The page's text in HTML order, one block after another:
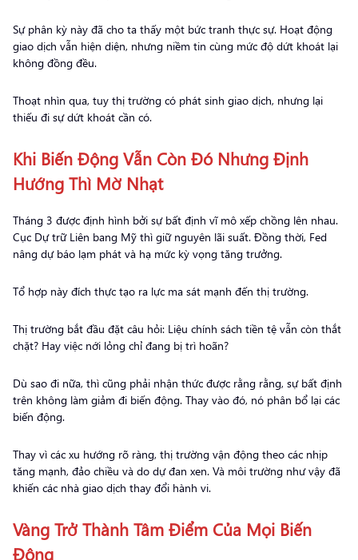
Sự phân kỳ này đã cho ta thấy một bức tranh thực sự. Hoạt động
giao dịch vẫn hiện diện, nhưng niềm tin cùng mức độ dứt khoát lại
không đồng đều.
Thoạt nhìn qua, tuy thị trường có phát sinh giao dịch, nhưng lại
thiếu đi sự dứt khoát cần có.
Khi Biến Động Vẫn Còn Đó Nhưng Định
Hướng Thì Mờ Nhạt
Tháng 3 được định hình bởi sự bất định vĩ mô xếp chồng lên nhau.
Cục Dự trữ Liên bang Mỹ thì giữ nguyên lãi suất. Đồng thời, Fed
nâng dự báo lạm phát và hạ mức kỳ vọng tăng trưởng.
Tổ hợp này đích thực tạo ra lực ma sát mạnh đến thị trường.
Thị trường bắt đầu đặt câu hỏi: Liệu chính sách tiền tệ vẫn còn thắt
chặt? Hay việc nới lỏng chỉ đang bị trì hoãn?
Dù sao đi nữa, thì cũng phải nhận thức được rằng rằng, sự bất định
trên không làm giảm đi biến động. Thay vào đó, nó phân bổ lại các
biến động.
Thay vì các xu hướng rõ ràng, thị trường vận động theo các nhịp
tăng mạnh, đảo chiều và do dự đan xen. Và môi trường như vậy đã
khiến các nhà giao dịch thay đổi hành vi.
Vàng Trở Thành Tâm Điểm Của Mọi Biến
Động